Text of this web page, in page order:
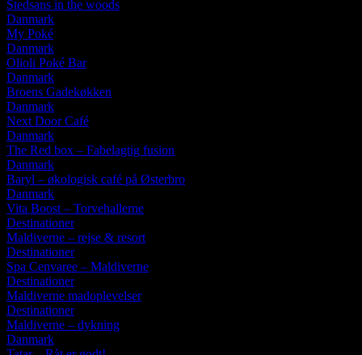
Stedsans in the woods
Danmark
My Poké
Danmark
Olioli Poké Bar
Danmark
Broens Gadekøkken
Danmark
Next Door Café
Danmark
The Red box – Fabelagtig fusion
Danmark
Baryl – økologisk café på Østerbro
Danmark
Vita Boost – Torvehallerne
Destinationer
Maldiverne – rejse & resort
Destinationer
Spa Cenvaree – Maldiverne
Destinationer
Maldiverne madoplevelser
Destinationer
Maldiverne – dykning
Danmark